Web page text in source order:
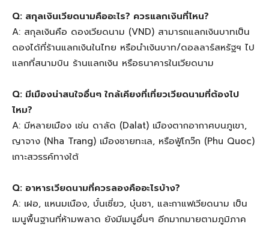
Q: สกุลเงินเวียดนามคืออะไร? ควรแลกเงินที่ไหน?
A: สกุลเงินคือ ดองเวียดนาม (VND) สามารถแลกเงินบาทเป็น
ดองได้ที่ร้านแลกเงินในไทย หรือนำเงินบาท/ดอลลาร์สหรัฐฯ ไป
แลกที่สนามบิน ร้านแลกเงิน หรือธนาคารในเวียดนาม
Q: มีเมืองน่าสนใจอื่นๆ ใกล้เคียงที่เที่ยวเวียดนามที่ต้องไป
ไหม?
A: มีหลายเมือง เช่น ดาลัด (Dalat) เมืองตากอากาศบนภูเขา,
ญาจาง (Nha Trang) เมืองชายทะเล, หรือฟู้โกว๊ก (Phu Quoc)
เกาะสวรรค์ทางใต้
Q: อาหารเวียดนามที่ควรลองคืออะไรบ้าง?
A: เฝอ, แหนมเนือง, บั๋นเซี่ยว, บุ๋นชา, และกาแฟเวียดนาม เป็น
เมนูพื้นฐานที่ห้ามพลาด ยังมีเมนูอื่นๆ อีกมากมายตามภูมิภาค